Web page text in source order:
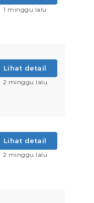
1 minggu lalu
Lihat detail
2 minggu lalu
Lihat detail
2 minggu lalu